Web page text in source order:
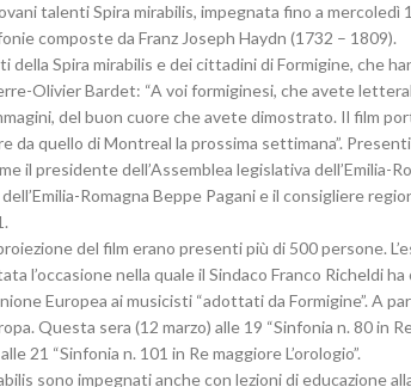
talenti Spira mirabilis, impegnata fino a mercoledì
composte da Franz Joseph Haydn (1732 – 1809).
della Spira mirabilis e dei cittadini di Formigine, che
Olivier Bardet: “A voi formiginesi, che avete
del buon cuore che avete dimostrato. Il film
da quello di Montreal la prossima settimana”.
il presidente dell’Assemblea legislativa
Romagna Beppe Pagani e il consigliere
del film erano presenti più di 500 persone.
l’occasione nella quale il Sindaco Franco Richeldi
Europea ai musicisti “adottati da Formigine”. A
Questa sera (12 marzo) alle 19 “Sinfonia n. 80 in
21 “Sinfonia n. 101 in Re maggiore L’orologio”.
sono impegnati anche con lezioni di educazione